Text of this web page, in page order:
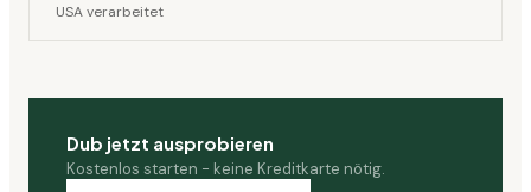
USA verarbeitet
Dub jetzt ausprobieren
Kostenlos starten - keine Kreditkarte nötig.